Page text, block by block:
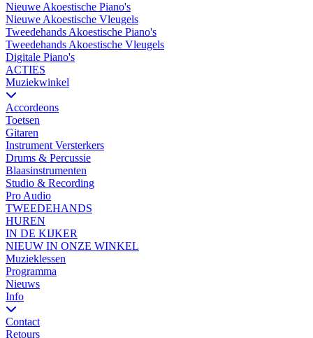
Nieuwe Akoestische Piano's
Nieuwe Akoestische Vleugels
Tweedehands Akoestische Piano's
Tweedehands Akoestische Vleugels
Digitale Piano's
ACTIES
Muziekwinkel
Accordeons
Toetsen
Gitaren
Instrument Versterkers
Drums & Percussie
Blaasinstrumenten
Studio & Recording
Pro Audio
TWEEDEHANDS
HUREN
IN DE KIJKER
NIEUW IN ONZE WINKEL
Muzieklessen
Programma
Nieuws
Info
Contact
Retours